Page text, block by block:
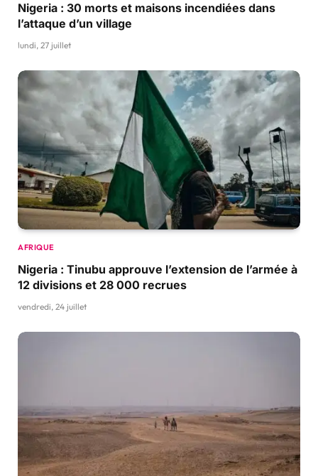
Nigeria : 30 morts et maisons incendiées dans
l’attaque d’un village
lundi, 27 juillet
AFRIQUE
Nigeria : Tinubu approuve l’extension de l’armée à
12 divisions et 28 000 recrues
vendredi, 24 juillet